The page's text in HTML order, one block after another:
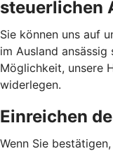
steuerlichen
Sie können uns auf
im Ausland
Möglichkeit, unsere
widerlegen.
Einreichen
Wenn Sie